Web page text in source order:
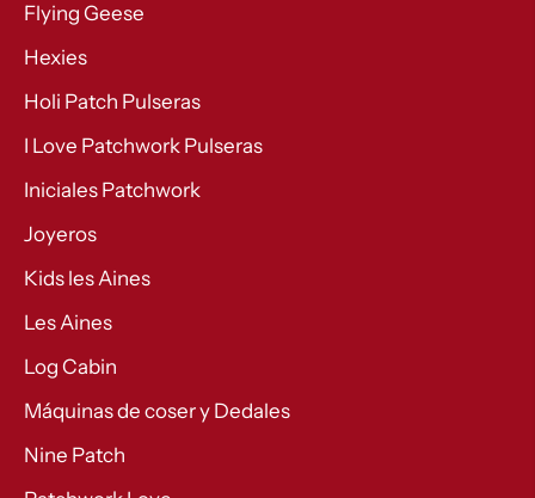
Flying Geese
Hexies
Holi Patch Pulseras
I Love Patchwork Pulseras
Iniciales Patchwork
Joyeros
Kids les Aines
Les Aines
Log Cabin
Máquinas de coser y Dedales
Nine Patch